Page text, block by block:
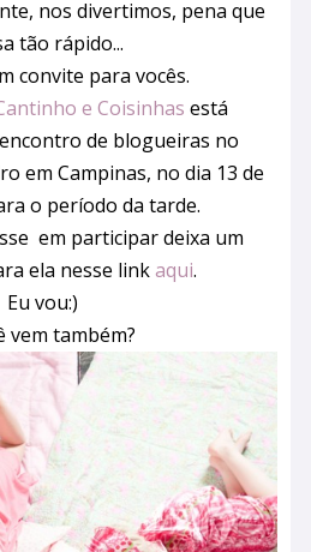
nos divertimos, pena que
tão rápido...
convite para vocês.
e Coisinhas está
de blogueiras no
em Campinas, no dia 13 de
o período da tarde.
em participar deixa um
ela nesse linkaqui.
Eu vou:)
vem também?